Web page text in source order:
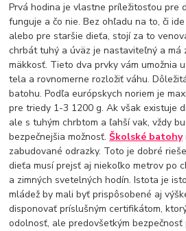
Prvá hodina je vlastne príležitosťou pre
funguje a čo nie. Bez ohľadu na to, či
alebo pre staršie dieťa, stojí za to
chrbát tuhý a úväz je nastaviteľný a má
mäkkosť. Tieto dva prvky vám umožnia
tela a rovnomerne rozložiť váhu.
batohu. Podľa európskych noriem je
pre triedy 1-3 1200 g. Ak však existuje
ale s tuhým chrbtom a ľahší vak, vždy
bezpečnejšia možnosť.Školské batohy
zabudované odrazky. Toto je dobré
dieťa musí prejsť aj niekoľko metrov po
a zimných svetelných hodín. Istota je
mládež by mali byť prispôsobené aj
disponovať príslušným certifikátom,
odolnosť, ale predovšetkým